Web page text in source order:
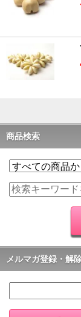
商品検索
メルマガ登録・解